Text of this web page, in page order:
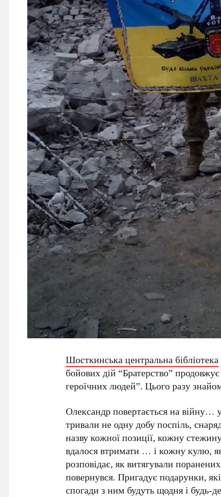
Шосткинська центральна бібліотека
бойових дій “Братерство”
героїчних людей”. Цього разу
Олександр повертається на війну…
тривали не одну добу поспіль,
назву кожної позиції, кожну
вдалося втримати … і кожну кулю,
розповідає, як витягували
повернувся. Пригадує подарунки,
спогади з ним будуть щодня і будь-